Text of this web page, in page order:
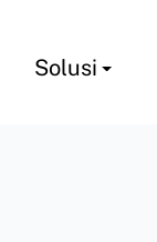
Solusi